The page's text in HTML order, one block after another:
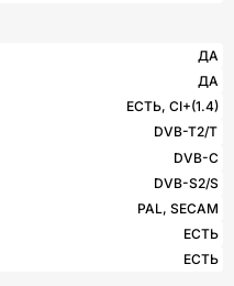
ДА
ДА
ЕСТЬ, CI+(1.4)
DVB-T2/T
DVB-C
DVB-S2/S
PAL, SECAM
ЕСТЬ
ЕСТЬ